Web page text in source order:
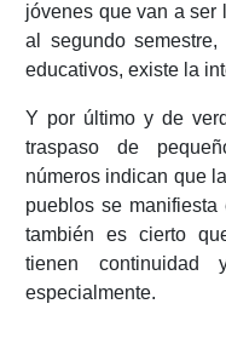
jóvenes que van a ser
al segundo
educativos, existe la
Y por último y de
traspaso de
números indican que
pueblos se
también es cierto
tienen
especialmente.